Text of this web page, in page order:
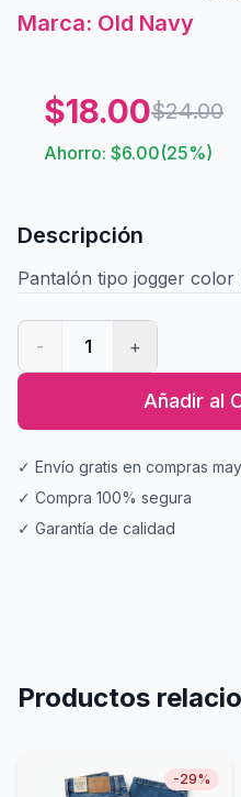
Marca: Old Navy
$18.00$24.00
Ahorro: $6.00(25%)
Descripción
Pantalón tipo jogger color
- 1 +
Añadir al
✓ Envío gratis en compras
✓ Compra 100% segura
✓ Garantía de calidad
Productos
-29%